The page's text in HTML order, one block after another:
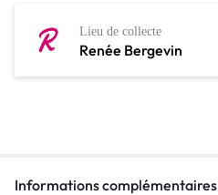
Renée Bergevin
Lieu de collecte
Informations complémentaires